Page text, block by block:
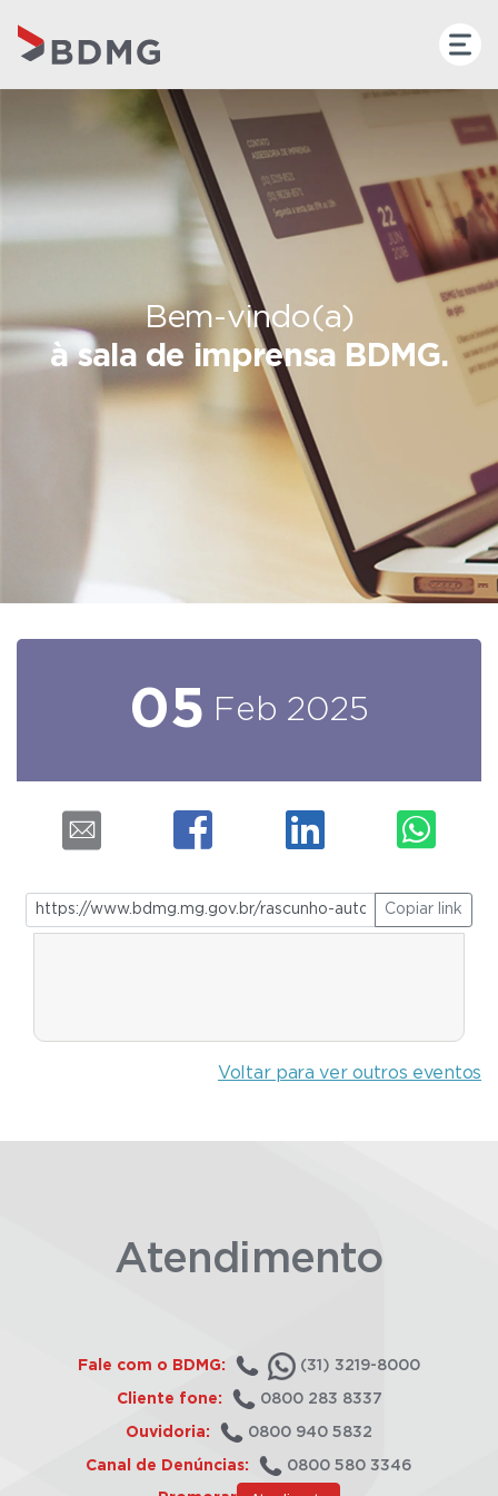
Bem-vindo(a)
à sala de imprensa BDMG.
05 Feb 2025
Copiar link
Voltar para ver outros eventos
Atendimento
Fale com o BDMG: (31) 3219-8000
Cliente fone: 0800 283 8337
Ouvidoria: 0800 940 5832
Canal de Denúncias: 0800 580 3346